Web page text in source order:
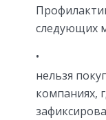
следующих
нельзя
компаниях,